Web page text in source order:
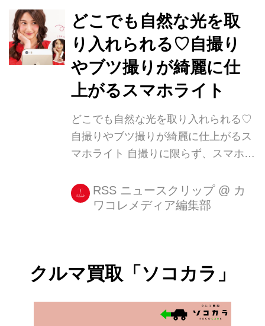
なっているのでご紹介します♪ セルフ
ィー・ダッドは大人気! 米・ワシント
ン在住のコメディアンChris “Burr”
Martin(クリス・マーティン)さんは、
「Selfie Dad(セルフィー・ダッド)」と
して、1万4千人のフォロワーを持つイ
ンスタグラマー。 Burr Martinさん
(@therealbu...
どこでも自然な光を取
り入れられる♡自撮り
やブツ撮りが綺麗に仕
上がるスマホライト
どこでも自然な光を取り入れられる♡
自撮りやブツ撮りが綺麗に仕上がるス
マホライト 自撮りに限らず、スマホで
り方。 今回ご紹介する『フォトジェニ
ックライト レイミー』は、そんなスマ
RSS ニュースクリップ @ カ
ワコレメディア編集部
クルマ買取「ソコカラ」